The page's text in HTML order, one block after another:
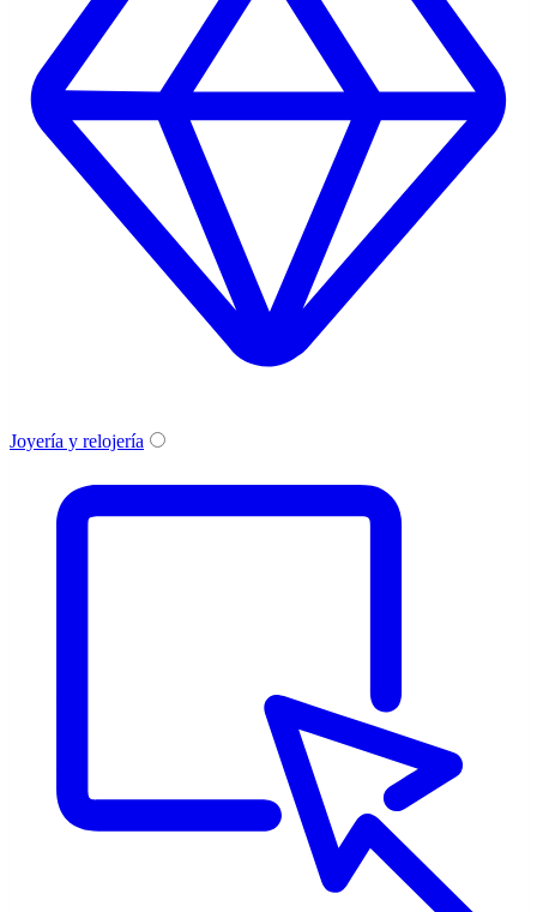
Joyería y relojería